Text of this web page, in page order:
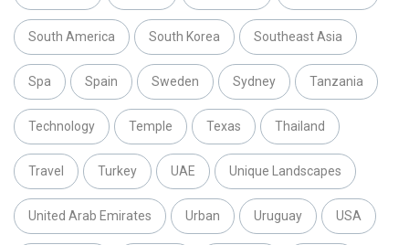
South America South Korea Southeast Asia
Spa Spain Sweden Sydney Tanzania
Technology Temple Texas Thailand
Travel Turkey UAE Unique Landscapes
United Arab Emirates Urban Uruguay USA